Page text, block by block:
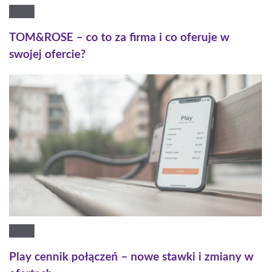
TOM&ROSE – co to za firma i co oferuje w
swojej ofercie?
Play cennik połączeń – nowe stawki i zmiany w